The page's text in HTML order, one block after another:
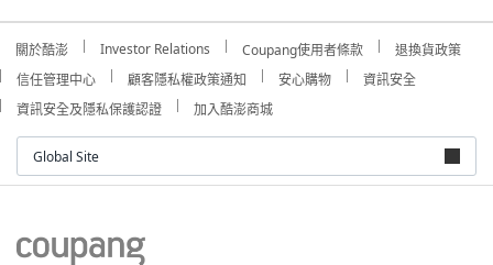
關於酷澎 Investor Relations Coupang使用者條款
退換貨政策
信任管理中心
顧客隱私權政策通知 安心購物
資訊安全
資訊安全及隱私保護認證
加入酷澎商城
Global Site